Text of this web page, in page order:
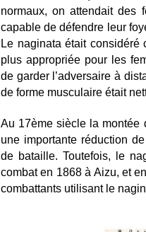
normaux, on attendait des
capable de défendre leur
Le naginata était considéré
plus appropriée pour les
de garder l’adversaire à
de forme musculaire était
Au 17ème siècle la montée
une importante réduction
de bataille. Toutefois, le
combat en 1868 à Aizu, et
combattants utilisant le